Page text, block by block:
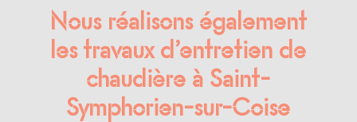
Nous réalisons également
les travaux d’entretien de
chaudière à Saint-
Symphorien-sur-Coise